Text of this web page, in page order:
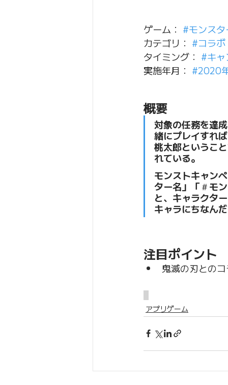
ゲーム： #モンス
カテゴリ： #コラボ
タイミング： #キャ
実施年月： #2020
概要
対象の任務を達
緒にプレイすれ
桃太郎というこ
れている。
モンストキャン
ター名」「＃モ
と、キャラクタ
キャラにちなん
注目ポイント
鬼滅の刃との
アプリゲーム